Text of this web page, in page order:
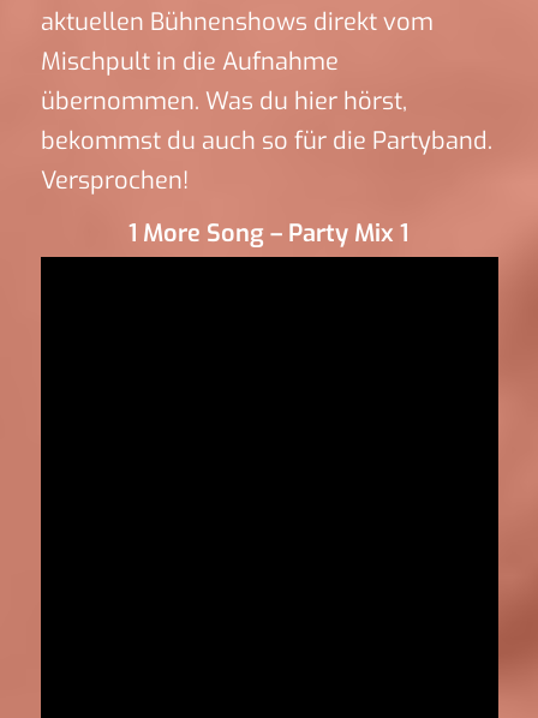
aktuellen Bühnenshows direkt vom
Mischpult in die Aufnahme
übernommen. Was du hier hörst,
bekommst du auch so für die Partyband.
Versprochen!
1 More Song – Party Mix 1